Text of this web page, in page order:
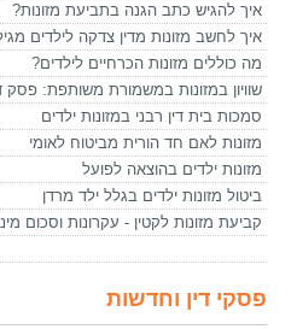
איך להגיש כתב הגנה בתביעת מזונות?
איך לחשב מזונות מדין צדקה לילדים מגיל 6 עד
מה כוללים מזונות הכרחיים לילדים?
שוויון במזונות במשמורת משותפת: פסק
סמכות בית דין רבני במזונות ילדים
מזונות לאם חד הורית מביטוח לאומי
מזונות ילדים בהוצאה לפועל
ביטול מזונות ילדים בגלל ילד מרדן
קביעת מזונות לקטין - עקרונות וסכום
פסקי דין וחדשות